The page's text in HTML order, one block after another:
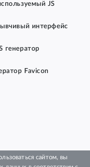
JS
интерфейс
генератор
Favicon
сайтом, вы